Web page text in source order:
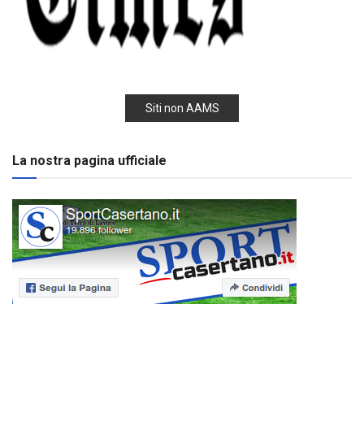
Siti non AAMS
La nostra pagina ufficiale